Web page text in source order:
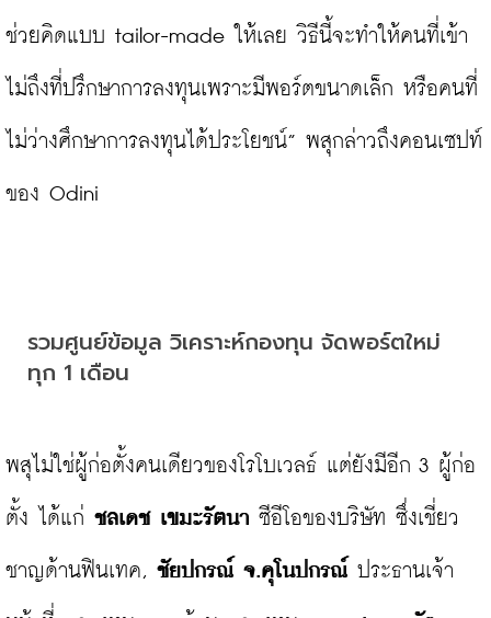
ช่วยคิดแบบ tailor-made ให้เลย วิธีนี้จะทำให้คนที่เข้า
ไม่ถึงที่ปรึกษาการลงทุนเพราะมีพอร์ตขนาดเล็ก หรือคนที่
ไม่ว่างศึกษาการลงทุนได้ประโยชน์” พสุกล่าวถึงคอนเซปท์
ของ Odini
รวมศูนย์ข้อมูล วิเคราะห์กองทุน จัดพอร์ตใหม่
ทุก 1 เดือน
พสุไม่ใช่ผู้ก่อตั้งคนเดียวของโรโบเวลธ์ แต่ยังมีอีก 3 ผู้ก่อ
ตั้ง ได้แก่ ชลเดช เขมะรัตนา ซีอีโอของบริษัท ซึ่งเชี่ยว
ชาญด้านฟินเทค, ชัยปกรณ์ จ.คุโนปกรณ์ ประธานเจ้า